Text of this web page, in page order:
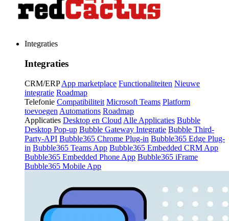
Integraties
Integraties
CRM/ERP App marketplace Functionaliteiten Nieuwe
integratie Roadmap
Telefonie Compatibiliteit Microsoft Teams Platform
toevoegen Automations Roadmap
Applicaties Desktop en Cloud Alle Applicaties Bubble
Desktop Pop-up Bubble Gateway Integratie Bubble Third-
Party-API Bubble365 Chrome Plug-in Bubble365 Edge Plug-
in Bubble365 Teams App Bubble365 Embedded CRM App
Bubble365 Embedded Phone App Bubble365 iFrame
Bubble365 Mobile App